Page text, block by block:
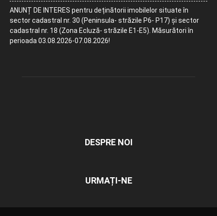
ANUNȚ DE INTERES pentru deținătorii imobilelor situate în
sector cadastral nr. 30 (Peninsula- străzile P6- P17) și sector
cadastral nr. 18 (Zona Ecluză- străzile E1-E5). Măsurători în
perioada 03.08.2026-07.08.2026!
DESPRE NOI
URMAȚI-NE